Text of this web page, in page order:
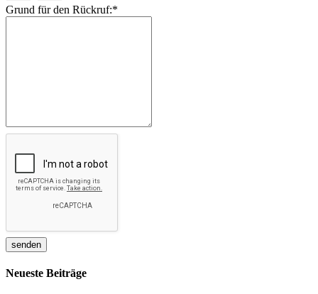
Grund für den Rückruf:*
Neueste Beiträge